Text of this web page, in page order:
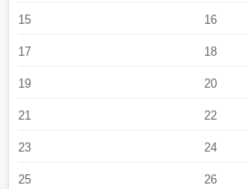
15 16
17 18
19 20
21 22
23 24
25 26